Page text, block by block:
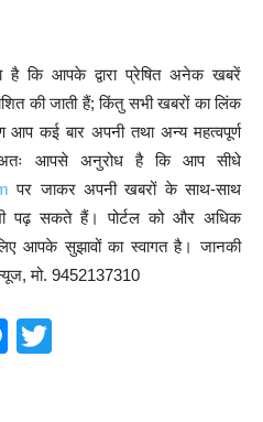
है कि आपके द्वारा प्रेषित अनेक खबरें
की जाती हैं; किंतु सभी खबरों का लिंक
कई बार अपनी तथा अन्य महत्वपूर्ण
आपसे अनुरोध है कि आप सीधे
पर जाकर अपनी खबरों के साथ-साथ
पढ़ सकते हैं। पोर्टल को और अधिक
आपके सुझावों का स्वागत है। जानकी
मो. 9452137310
M